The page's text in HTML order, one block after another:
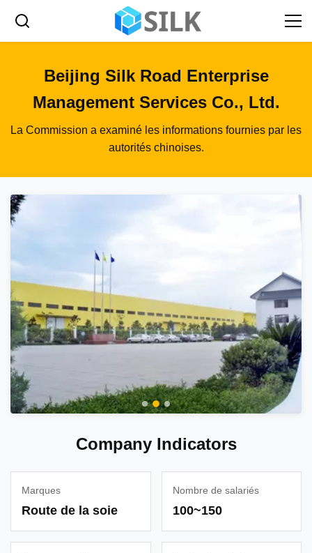
Beijing Silk Road Enterprise
Management Services Co., Ltd.
La Commission a examiné les informations fournies par les
autorités chinoises.
Company Indicators
Marques
Route de la soie
Nombre de salariés
100~150